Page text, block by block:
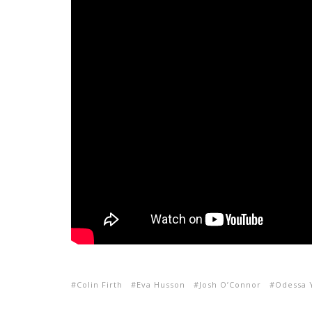
Colin Firth Eva Husson Josh O’Connor Odessa